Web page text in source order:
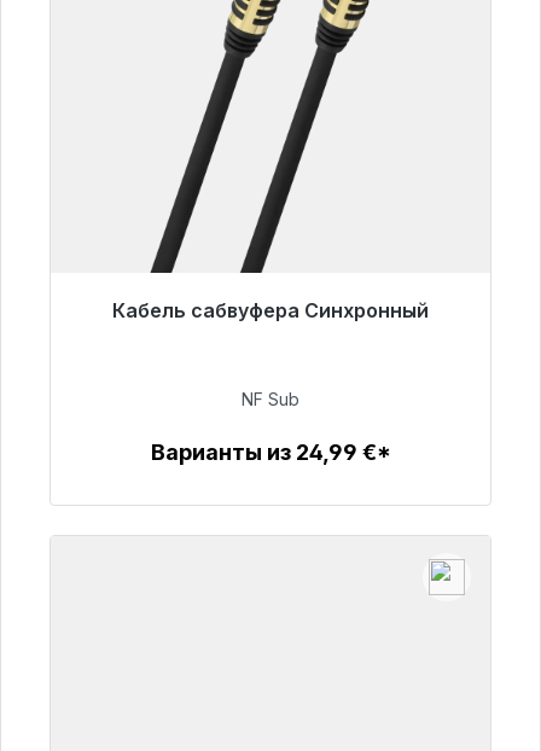
Кабель сабвуфера Синхронный
Готовы к немедленной отправке, срок
63,99 €
NF Sub
Варианты из 24,99 €*